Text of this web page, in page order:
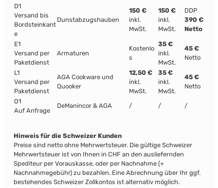
D1
Versand bis
Bordsteinkant
e
Dunstabzugshauben
150 €
inkl.
MwSt.
150 €
inkl.
MwSt.
DDP
390 €
Netto
E1
Versand per
Paketdienst
Armaturen
Kostenlo
s
35 €
inkl.
MwSt.
45 €
Netto
L1
Versand per
Paketdienst
AGA Cookware und
Quooker
12,50 €
inkl.
MwSt.
35 €
inkl.
MwSt.
45 €
Netto
O1
Auf Anfrage
DeManincor & AGA / / /
Hinweis für die Schweizer Kunden
Preise sind netto ohne Mehrwertsteuer. Die gültige Schweizer
Mehrwertsteuer ist von Ihnen in CHF an den ausliefernden
Spediteur per Vorauskasse, oder per Nachnahme (+
Nachnahmegebühr) zu bezahlen. Eine Abrechnung über Ihr ggf.
bestehendes Schweizer Zollkontos ist alternativ möglich.